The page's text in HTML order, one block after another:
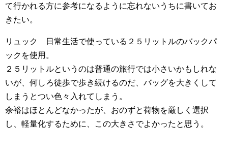
て行かれる方に参考になるように忘れないうちに書いてお
きたい。
リュック 日常生活で使っている２５リットルのバックパ
ックを使用。
２５リットルというのは普通の旅行では小さいかもしれな
いが、何しろ徒歩で歩き続けるのだ、バッグを大きくして
しまうとつい色々入れてしまう。
余裕はほとんどなかったが、おのずと荷物を厳しく選択
し、軽量化するために、この大きさでよかったと思う。